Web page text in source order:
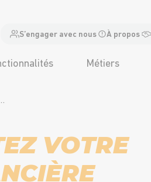
Métiers
S’engager avec nous À propos
Comptabilité Finance
VOTRE